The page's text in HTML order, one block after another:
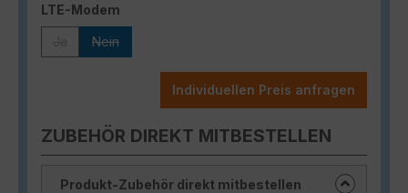
LTE-Modem
Nein
Individuellen Preis anfragen
ZUBEHÖR DIREKT MITBESTELLEN
Produkt-Zubehör direkt mitbestellen